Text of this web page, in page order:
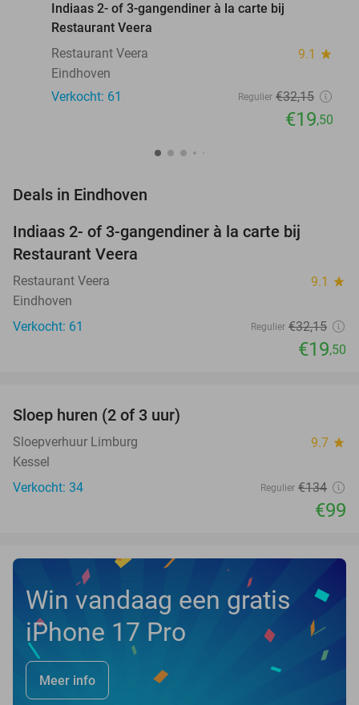
Indiaas 2- of 3-gangendiner à la carte bij
Restaurant Veera
Restaurant Veera
9.1 star
Eindhoven
Verkocht: 61
Regulier €32,15
€19,50
Deals in Eindhoven
Indiaas 2- of 3-gangendiner à la carte bij
Restaurant Veera
Restaurant Veera 9.1 star
Eindhoven
Verkocht: 61
Regulier €32,15
€19,50
NEW
TODAY
Sloep huren (2 of 3 uur)
Sloepverhuur Limburg 9.7 star
Kessel
Verkocht: 34
Regulier €134
€99
Win vandaag een gratis
iPhone 17 Pro
Meer info